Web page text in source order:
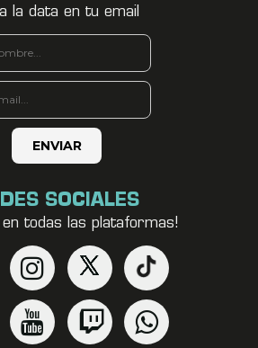
la data en tu email
SOCIALES
en todas las plataformas!